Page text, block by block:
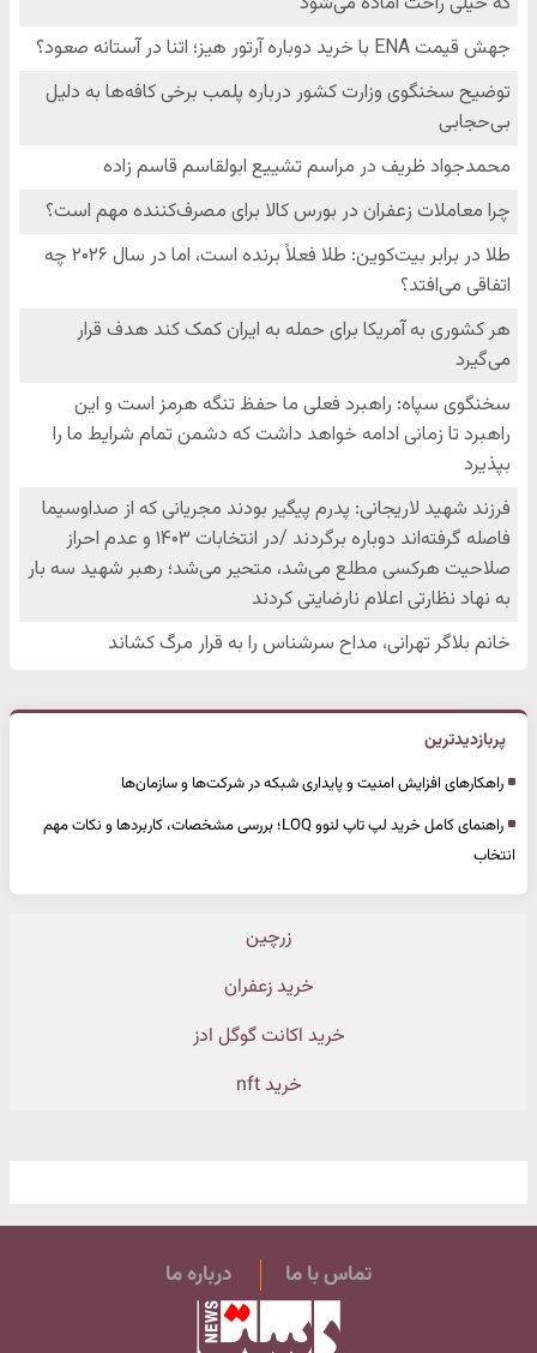
پربازدیدترین
راهکارهای افزایش امنیت و پایداری شبکه در شرکت‌ها و سازمان‌ها
راهنمای کامل خرید لپ تاپ لنوو LOQ؛ بررسی مشخصات، کاربردها و نکات مهم
انتخاب
زرچین
خرید زعفران
خرید اکانت گوگل ادز
خرید nft
تماس با ما درباره ما